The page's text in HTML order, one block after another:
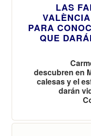
LAS
PARA
QUE
descubren en
calesas y el
darán